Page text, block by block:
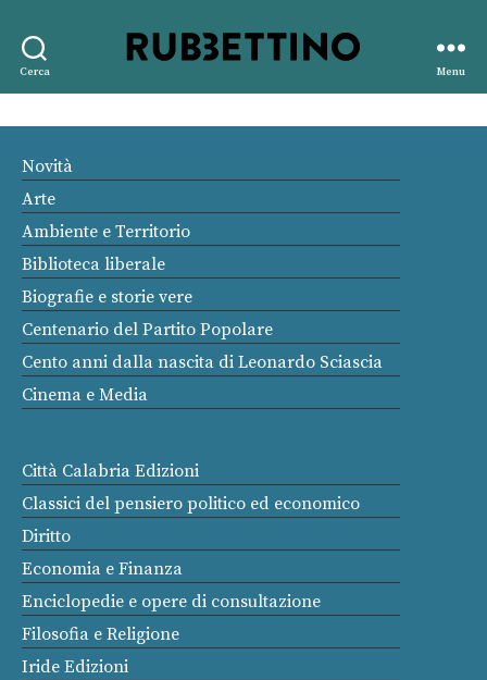
Cerca
editore
Menu
Novità
Arte
Ambiente e Territorio
Biblioteca liberale
Biografie e storie vere
Centenario del Partito Popolare
Cento anni dalla nascita di Leonardo Sciascia
Cinema e Media
Città Calabria Edizioni
Classici del pensiero politico ed economico
Diritto
Economia e Finanza
Enciclopedie e opere di consultazione
Filosofia e Religione
Iride Edizioni